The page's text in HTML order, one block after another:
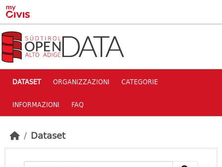
Skip to main content
DATASET ORGANIZZAZIONI CATEGORIE
INFORMAZIONI FAQ
Dataset